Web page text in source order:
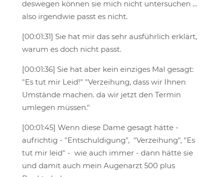
deswegen können sie mich nicht untersuchen ...
also irgendwie passt es nicht.
[00:01:31] Sie hat mir das sehr ausführlich erklärt,
warum es doch nicht passt.
[00:01:36] Sie hat aber kein einziges Mal gesagt:
"Es tut mir Leid!" "Verzeihung, dass wir Ihnen
Umstände machen. da wir jetzt den Termin
umlegen müssen."
[00:01:45] Wenn diese Dame gesagt hätte -
aufrichtig - "Entschuldigung", "Verzeihung", "Es
tut mir leid" - wie auch immer - dann hätte sie
und damit auch mein Augenarzt 500 plus